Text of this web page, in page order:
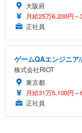
大阪府
月給25万6,200円～
正社員
ゲームQAエンジニア
株式会社RIOT
東京都
月給31万5,100円～
正社員